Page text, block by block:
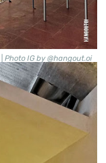
Photo IG by @hangout.oi